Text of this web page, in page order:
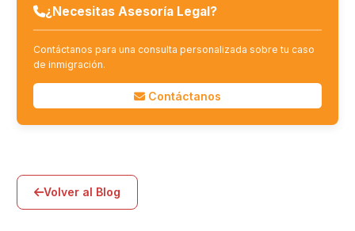
¿Necesitas Asesoría Legal?
Contáctanos para una consulta personalizada sobre tu caso
de inmigración.
Contáctanos
Volver al Blog